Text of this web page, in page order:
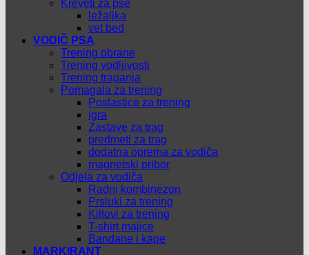
Kreveti za pse
ležaljka
vet bed
VODIČ PSA
Trening obrane
Trening vodljivosti
Trening traganja
Pomagala za trening
Poslastice za trening
igra
Zastave za trag
predmeti za trag
dodatna oprema za vodiča
magnetski pribor
Odjela za vodiča
Radni kombinezon
Prsluki za trening
Kiltovi za trening
T-shirt majice
Bandane i kape
MARKIRANT